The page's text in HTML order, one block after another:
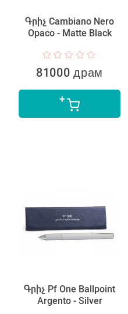
Գրիչ Cambiano Nero
Opaco - Matte Black
81000 драм
Գրիչ Pf One Ballpoint
Argento - Silver